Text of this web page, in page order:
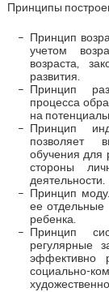
Принципы
Принцип
учетом
возраста,
развития.
Принцип
процесса
на
Принцип
позволяет
обучения для
стороны
деятельности.
Принцип
ее отдельные
ребенка.
Принцип
регулярные
эффективно
социально-